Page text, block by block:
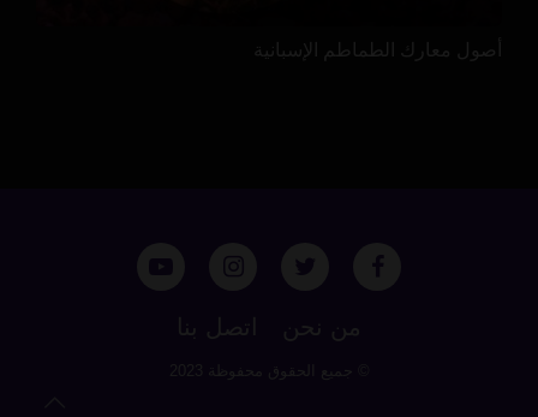
أصول معارك الطماطم الإسبانية